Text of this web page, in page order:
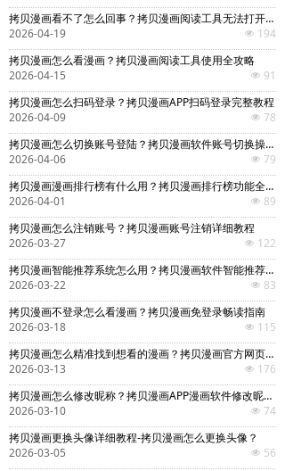
拷贝漫画看不了怎么回事？拷贝漫画阅读工具无法打开怎么办？
넶 194
2026-04-19
拷贝漫画怎么看漫画？拷贝漫画阅读工具使用全攻略
넶 91
2026-04-15
拷贝漫画怎么扫码登录？拷贝漫画APP扫码登录完整教程
넶 78
2026-04-09
拷贝漫画怎么切换账号登陆？拷贝漫画软件账号切换操作全攻略
넶 79
2026-04-06
拷贝漫画漫画排行榜有什么用？拷贝漫画排行榜功能全面解析
넶 89
2026-04-01
拷贝漫画怎么注销账号？拷贝漫画账号注销详细教程
넶 122
2026-03-27
拷贝漫画智能推荐系统怎么用？拷贝漫画软件智能推荐系统使用全攻略
넶 83
2026-03-22
拷贝漫画不登录怎么看漫画？拷贝漫画免登录畅读指南
넶 115
2026-03-18
拷贝漫画怎么精准找到想看的漫画？拷贝漫画官方网页漫画软件精准搜索全攻略
넶 176
2026-03-13
拷贝漫画怎么修改昵称？拷贝漫画APP漫画软件修改昵称详细教程
넶 74
2026-03-10
拷贝漫画更换头像详细教程-拷贝漫画怎么更换头像？
넶 56
2026-03-05